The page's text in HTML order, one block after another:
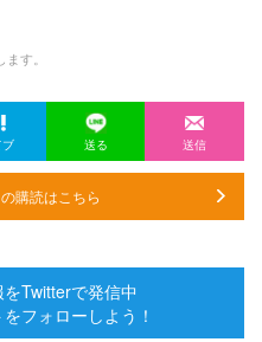
す。
送る 送信
購読はこちら
Twitterで発信中
フォローしよう！